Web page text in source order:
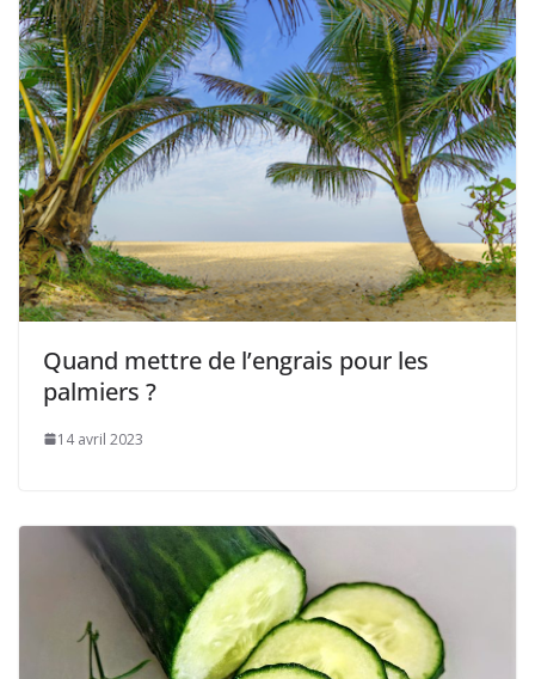
Quand mettre de l’engrais pour les
palmiers ?
14 avril 2023